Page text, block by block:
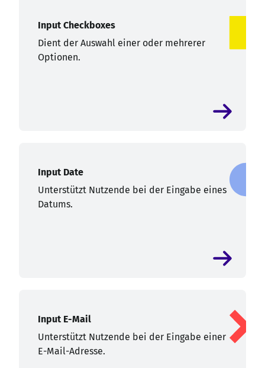
Input Checkboxes
Dient der Auswahl einer oder mehrerer
Optionen.
Input Date
Unterstützt Nutzende bei der Eingabe eines
Datums.
Input E-Mail
Unterstützt Nutzende bei der Eingabe einer
E-Mail-Adresse.